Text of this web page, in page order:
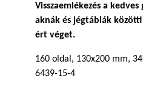
Visszaemlékezés a
aknák és jégtáblák
ért véget.
160 oldal, 130x200 mm,
6439-15-4